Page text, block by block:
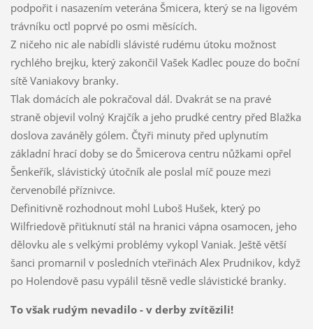
podpořit i nasazením veterána Šmicera, který se na ligovém
trávníku octl poprvé po osmi měsících.
Z ničeho nic ale nabídli slávisté rudému útoku možnost
rychlého brejku, který zakončil Vašek Kadlec pouze do boční
sítě Vaniakovy branky.
Tlak domácích ale pokračoval dál. Dvakrát se na pravé
straně objevil volný Krajčík a jeho prudké centry před Blažka
doslova zaváněly gólem. Čtyři minuty před uplynutím
základní hrací doby se do Šmicerova centru nůžkami opřel
Šenkeřík, slávistický útočník ale poslal míč pouze mezi
červenobílé příznivce.
Definitivně rozhodnout mohl Luboš Hušek, který po
Wilfriedově přiťuknutí stál na hranici vápna osamocen, jeho
dělovku ale s velkými problémy vykopl Vaniak. Ještě větší
šanci promarnil v posledních vteřinách Alex Prudnikov, když
po Holendově pasu vypálil těsně vedle slávistické branky.
To však rudým nevadilo - v derby zvítězili!